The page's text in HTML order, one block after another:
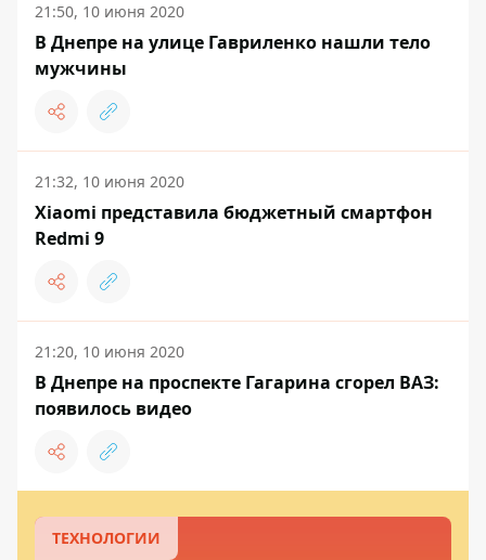
21:50, 10 июня 2020
В Днепре на улице Гавриленко нашли тело
мужчины
21:32, 10 июня 2020
Xiaomi представила бюджетный смартфон
Redmi 9
21:20, 10 июня 2020
В Днепре на проспекте Гагарина сгорел ВАЗ:
появилось видео
ТЕХНОЛОГИИ